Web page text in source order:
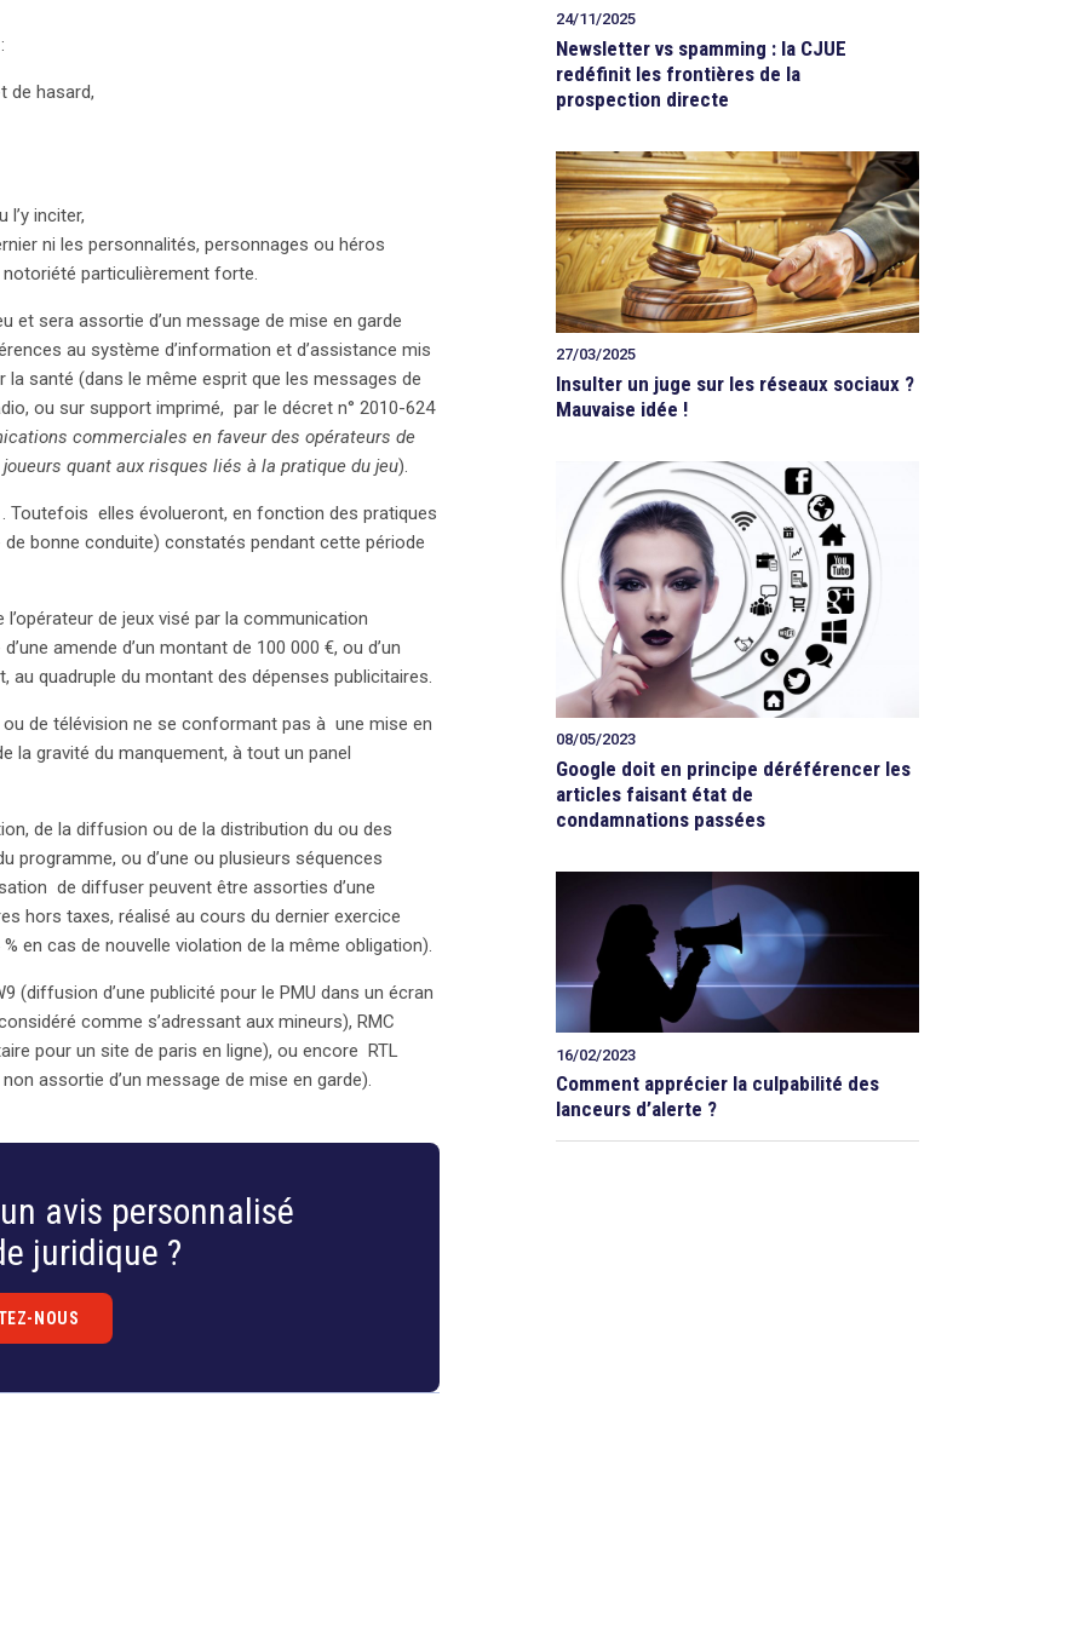
de hasard,
l’y inciter,
ni les personnalités, personnages ou héros
particulièrement forte.
et sera assortie d’un message de mise en garde
au système d’information et d’assistance mis
la santé (dans le même esprit que les messages de
ou sur support imprimé, par le décret n° 2010-624
commerciales en faveur des opérateurs de
quant aux risques liés à la pratique du jeu).
Toutefois elles évolueront, en fonction des pratiques
bonne conduite) constatés pendant cette période
de jeux visé par la communication
amende d’un montant de 100 000 €, ou d’un
quadruple du montant des dépenses publicitaires.
de télévision ne se conformant pas à une mise en
la gravité du manquement, à tout un panel
de la diffusion ou de la distribution du ou des
programme, ou d’une ou plusieurs séquences
de diffuser peuvent être assorties d’une
hors taxes, réalisé au cours du dernier exercice
en cas de nouvelle violation de la même obligation).
(diffusion d’une publicité pour le PMU dans un écran
comme s’adressant aux mineurs), RMC
pour un site de paris en ligne), ou encore RTL
assortie d’un message de mise en garde).
avis personnalisé
juridique ?
NOUS
24/11/2025
Newsletter vs spamming : la CJUE
redéfinit les frontières de la
prospection directe
27/03/2025
Insulter un juge sur les réseaux sociaux ?
Mauvaise idée !
08/05/2023
Google doit en principe déréférencer les
articles faisant état de
condamnations passées
16/02/2023
Comment apprécier la culpabilité des
lanceurs d’alerte ?